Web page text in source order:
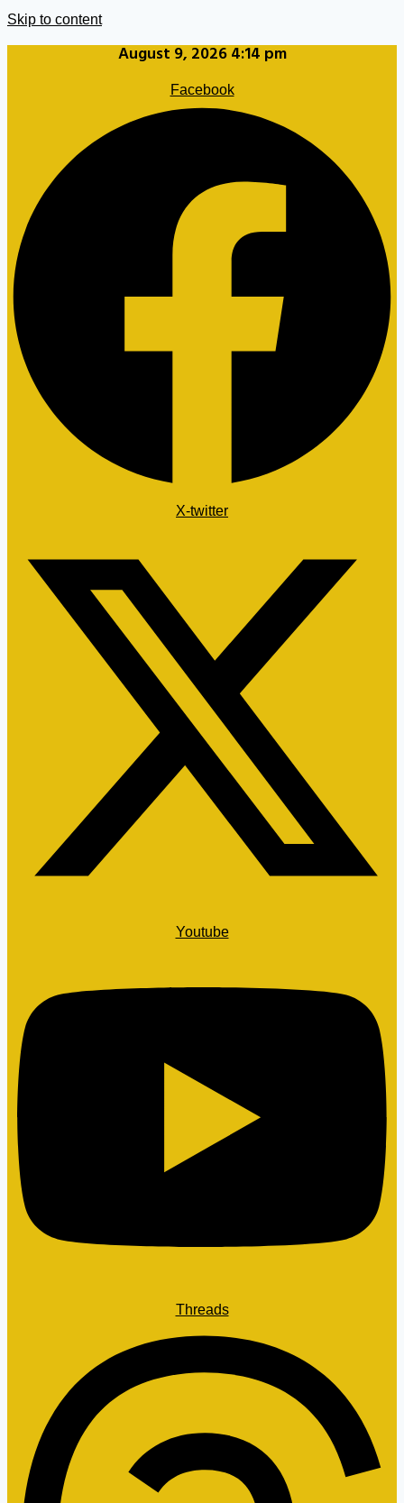
Skip to content
August 9, 2026 4:14 pm
Facebook
X-twitter
Youtube
Threads